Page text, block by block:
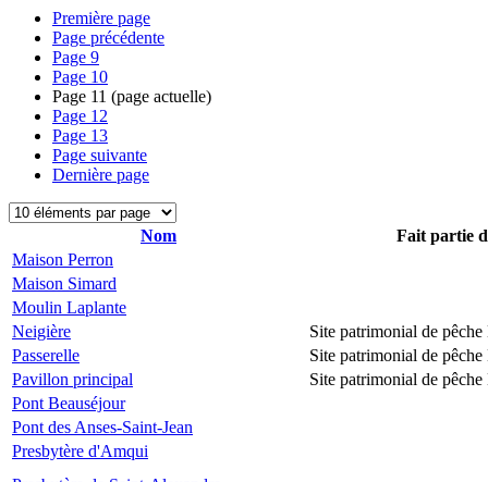
Première page
Page précédente
Page 9
Page 10
Page 11 (page actuelle)
Page 12
Page 13
Page suivante
Dernière page
Nom
Fait partie
Maison Perron
Maison Simard
Moulin Laplante
Neigière
Site patrimonial de
Passerelle
Site patrimonial de
Pavillon principal
Site patrimonial de
Pont Beauséjour
Pont des Anses-Saint-Jean
Presbytère d'Amqui